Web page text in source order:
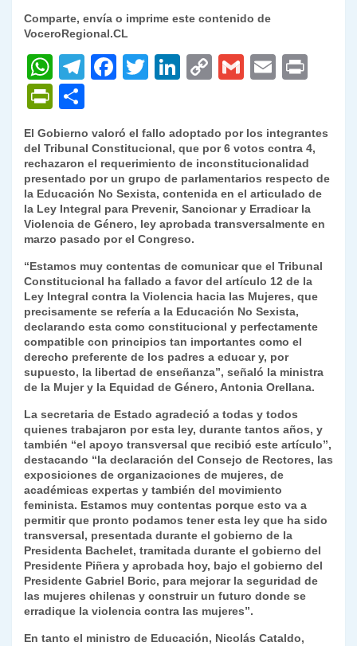
Comparte, envía o imprime este contenido de
VoceroRegional.CL
W
h
at
s
A
p
p
T
gr
a
m
F
e
b
o
o
k
T
er
Li
e
dI
n
C
y
Li
n
k
G
l
E
l
P
ri
nt
Fr
ie
n
dl
y
m
p
ar
tir
El Gobierno valoró el fallo adoptado por los integrantes
del Tribunal Constitucional, que por 6 votos contra 4,
rechazaron el requerimiento de inconstitucionalidad
presentado por un grupo de parlamentarios respecto de
la Educación No Sexista, contenida en el articulado de
la Ley Integral para Prevenir, Sancionar y Erradicar la
Violencia de Género, ley aprobada transversalmente en
marzo pasado por el Congreso.
“Estamos muy contentas de comunicar que el Tribunal
Constitucional ha fallado a favor del artículo 12 de la
Ley Integral contra la Violencia hacia las Mujeres, que
precisamente se refería a la Educación No Sexista,
declarando esta como constitucional y perfectamente
compatible con principios tan importantes como el
derecho preferente de los padres a educar y, por
supuesto, la libertad de enseñanza”, señaló la ministra
de la Mujer y la Equidad de Género, Antonia Orellana.
La secretaria de Estado agradeció a todas y todos
quienes trabajaron por esta ley, durante tantos años, y
también “el apoyo transversal que recibió este artículo”,
destacando “la declaración del Consejo de Rectores, las
exposiciones de organizaciones de mujeres, de
académicas expertas y también del movimiento
feminista. Estamos muy contentas porque esto va a
permitir que pronto podamos tener esta ley que ha sido
transversal, presentada durante el gobierno de la
Presidenta Bachelet, tramitada durante el gobierno del
Presidente Piñera y aprobada hoy, bajo el gobierno del
Presidente Gabriel Boric, para mejorar la seguridad de
las mujeres chilenas y construir un futuro donde se
erradique la violencia contra las mujeres”.
En tanto el ministro de Educación, Nicolás Cataldo,